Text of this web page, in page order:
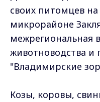
своих питомцев
микрорайоне
межрегиональная
животноводства и
"Владимирские
Козы, коровы,